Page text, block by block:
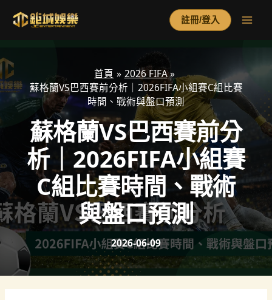
內
容
註冊/登入
首頁
2026 FIFA
蘇格蘭VS巴西賽前分析｜2026FIFA小組賽C組比賽
時間、戰術與盤口預測
蘇格蘭VS巴西賽前分
析｜2026FIFA小組賽
C組比賽時間、戰術
與盤口預測
2026-06-09